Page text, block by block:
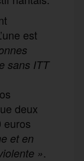
est
sans ITT
deux
euros
et en
».